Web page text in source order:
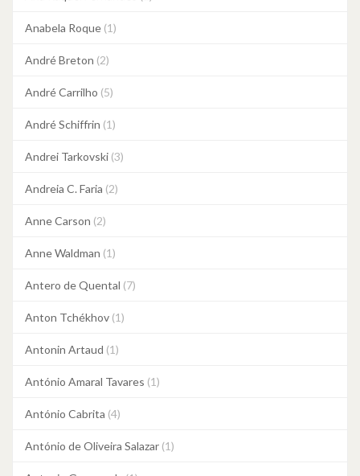
Anabela Roque (1)
André Breton (2)
André Carrilho (5)
André Schiffrin (1)
Andrei Tarkovski (3)
Andreia C. Faria (2)
Anne Carson (2)
Anne Waldman (1)
Antero de Quental (7)
Anton Tchékhov (1)
Antonin Artaud (1)
António Amaral Tavares (1)
António Cabrita (4)
António de Oliveira Salazar (1)